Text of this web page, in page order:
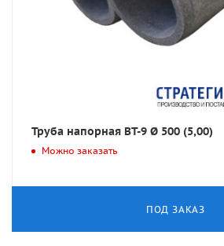
Труба напорная ВТ-9 Ø 500 (5,00)
Можно заказать
ПОД ЗАКАЗ